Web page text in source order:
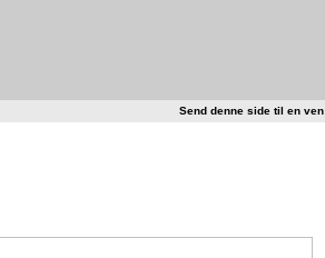
Send denne side til en ven